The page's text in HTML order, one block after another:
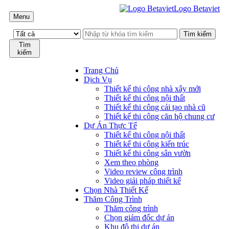
Menu
Logo Betaviet
Tìm
kiếm
Trang Chủ
Dịch Vụ
Thiết kế thi công nhà xây mới
Thiết kế thi công nội thất
Thiết kế thi công cải tạo nhà cũ
Thiết kế thi công căn hộ chung cư
Dự Án Thực Tế
Thiết kế thi công nội thất
Thiết kế thi công kiến trúc
Thiết kế thi công sân vườn
Xem theo phòng
Video review công trình
Video giải pháp thiết kế
Chọn Nhà Thiết Kế
Thăm Công Trình
Thăm công trình
Chọn giám đốc dự án
Khu đô thị dự án